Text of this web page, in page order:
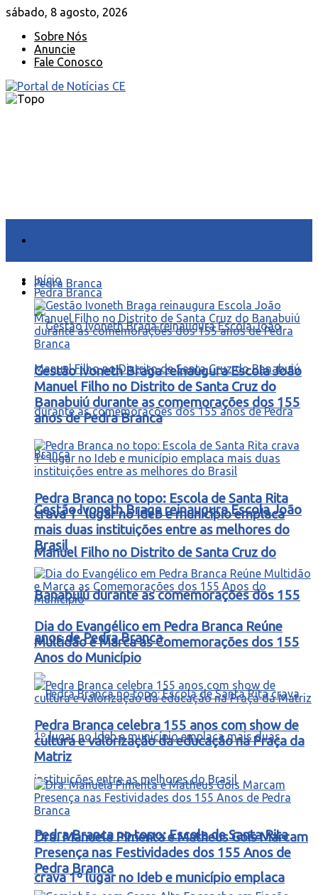
sábado, 8 agosto, 2026
Sobre Nós
Anuncie
Fale Conosco
Pedra Branca
Gestão Ivoneth Braga reinaugura Escola João
Manuel Filho no Distrito de Santa Cruz do
Banabuiú durante as comemorações dos 155
anos de Pedra Branca
Pedra Branca no topo: Escola de Santa Rita
crava 1º lugar no Ideb e município emplaca
Início
Pedra Branca
Gestão Ivoneth Braga reinaugura Escola João
Manuel Filho no Distrito de Santa Cruz do
Banabuiú durante as comemorações dos 155
anos de Pedra Branca
Pedra Branca no topo: Escola de Santa Rita
crava 1º lugar no Ideb e município emplaca
mais duas instituições entre as melhores do
Brasil
Dia do Evangélico em Pedra Branca Reúne
Multidão e Marca as Comemorações dos 155
Anos do Município
Pedra Branca celebra 155 anos com show de
cultura e valorização da educação na Praça da
Matriz
Dra. Manuela Pimenta e Matheus Gois Marcam
Presença nas Festividades dos 155 Anos de
Pedra Branca